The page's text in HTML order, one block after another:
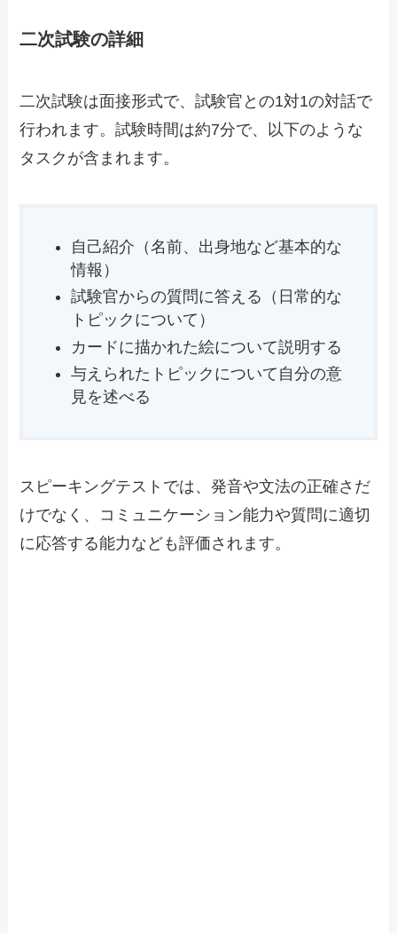
二次試験の詳細
二次試験は面接形式で、試験官との1対1の対話で
行われます。試験時間は約7分で、以下のような
タスクが含まれます。
自己紹介（名前、出身地など基本的な
情報）
試験官からの質問に答える（日常的な
トピックについて）
カードに描かれた絵について説明する
与えられたトピックについて自分の意
見を述べる
スピーキングテストでは、発音や文法の正確さだ
けでなく、コミュニケーション能力や質問に適切
に応答する能力なども評価されます。